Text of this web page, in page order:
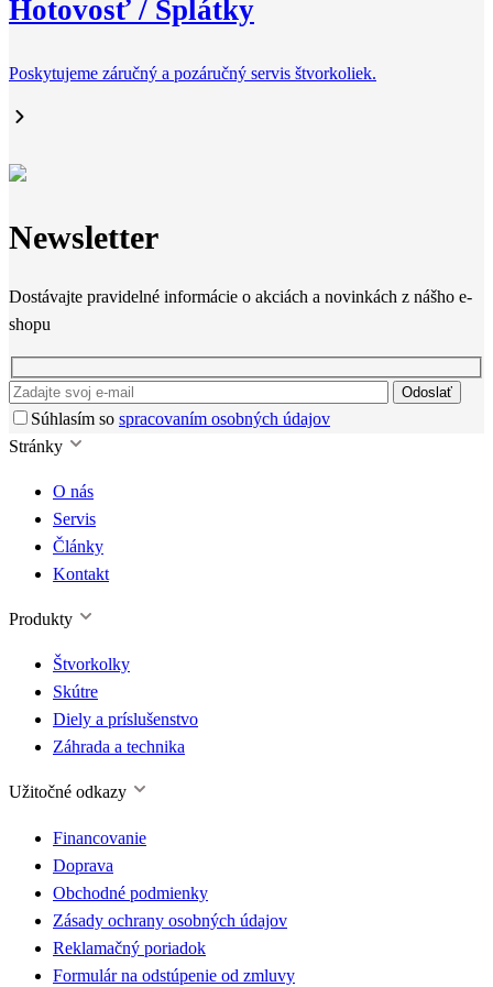
Hotovosť / Splátky
Poskytujeme záručný a pozáručný servis štvorkoliek.
Newsletter
Dostávajte pravidelné informácie o akciách a novinkách z nášho e-
shopu
Odoslať
Súhlasím so spracovaním osobných údajov
Stránky
O nás
Servis
Články
Kontakt
Produkty
Štvorkolky
Skútre
Diely a príslušenstvo
Záhrada a technika
Užitočné odkazy
Financovanie
Doprava
Obchodné podmienky
Zásady ochrany osobných údajov
Reklamačný poriadok
Formulár na odstúpenie od zmluvy